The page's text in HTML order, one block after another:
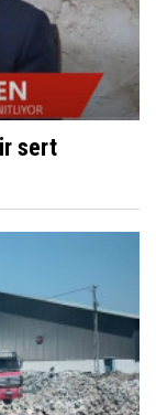
sert